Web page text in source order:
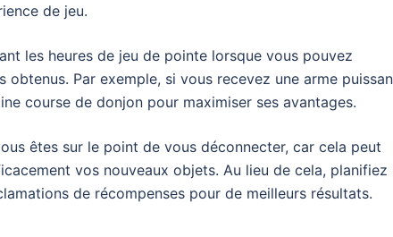
de jeu.
les heures de jeu de pointe lorsque vous pouvez
Par exemple, si vous recevez une arme
course de donjon pour maximiser ses avantages.
êtes sur le point de vous déconnecter, car cela peut
vos nouveaux objets. Au lieu de cela, planifiez
de récompenses pour de meilleurs résultats.